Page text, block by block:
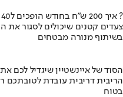
איך 200 ש"ח בחודש הופכים ל140 אלף ?
צעדים קטנים שיכולים לסגור את
בשיתוף מנורה מבטחים
הסוד של איינשטיין שיגדיל לכם
הריבית דריבית עובדת לטובתכם
בטוח